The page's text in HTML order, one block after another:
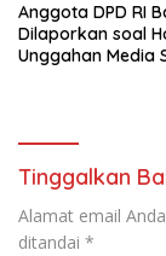
Anggota DPD RI
Dilaporkan soal
Unggahan Media
Tinggalkan
Alamat email
ditandai *